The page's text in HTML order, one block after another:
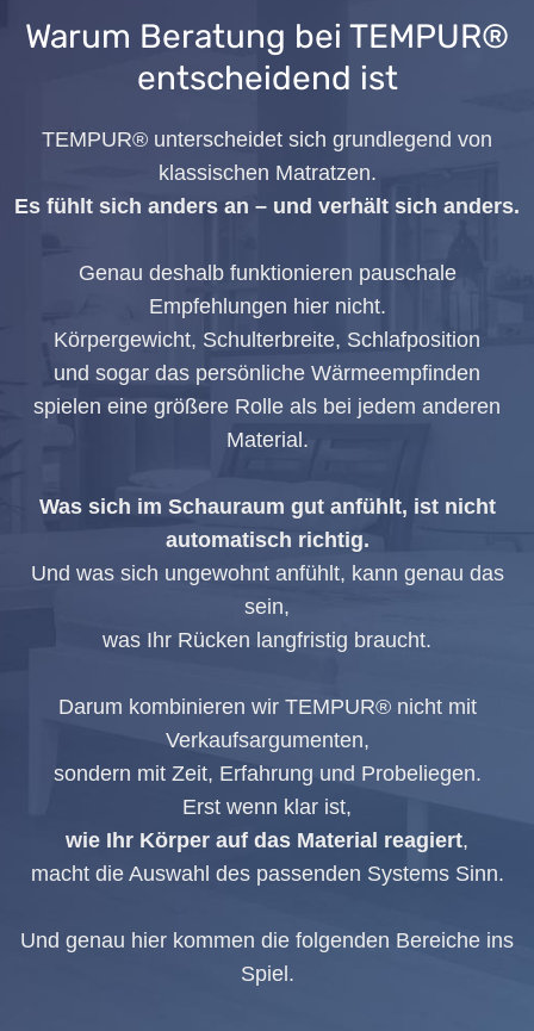
Warum Beratung bei TEMPUR®
entscheidend ist
TEMPUR® unterscheidet sich grundlegend von
klassischen Matratzen.
Es fühlt sich anders an – und verhält sich anders.
Genau deshalb funktionieren pauschale
Empfehlungen hier nicht.
Körpergewicht, Schulterbreite, Schlafposition
und sogar das persönliche Wärmeempfinden
spielen eine größere Rolle als bei jedem anderen
Material.
Was sich im Schauraum gut anfühlt, ist nicht
automatisch richtig.
Und was sich ungewohnt anfühlt, kann genau das
sein,
was Ihr Rücken langfristig braucht.
Darum kombinieren wir TEMPUR® nicht mit
Verkaufsargumenten,
sondern mit Zeit, Erfahrung und Probeliegen.
Erst wenn klar ist,
wie Ihr Körper auf das Material reagiert,
macht die Auswahl des passenden Systems Sinn.
Und genau hier kommen die folgenden Bereiche ins
Spiel.